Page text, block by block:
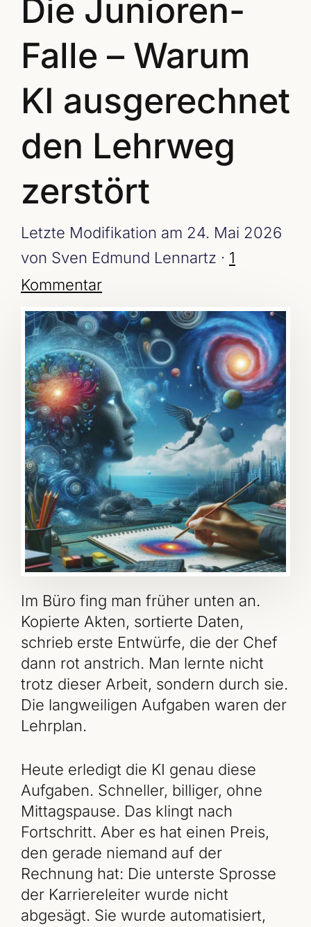
Die Junioren-
Falle – Warum
KI ausgerechnet
den Lehrweg
zerstört
Letzte Modifikation am 24. Mai 2026
von Sven Edmund Lennartz · 1
Kommentar
Im Büro fing man früher unten an.
Kopierte Akten, sortierte Daten,
schrieb erste Entwürfe, die der Chef
dann rot anstrich. Man lernte nicht
trotz dieser Arbeit, sondern durch sie.
Die langweiligen Aufgaben waren der
Lehrplan.
Heute erledigt die KI genau diese
Aufgaben. Schneller, billiger, ohne
Mittagspause. Das klingt nach
Fortschritt. Aber es hat einen Preis,
den gerade niemand auf der
Rechnung hat: Die unterste Sprosse
der Karriereleiter wurde nicht
abgesägt. Sie wurde automatisiert,